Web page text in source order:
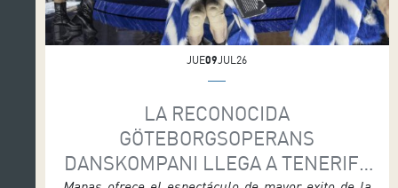
JUE09JUL26
LA RECONOCIDA
GÖTEBORGSOPERANS
DANSKOMPANI LLEGA A TENERIFE